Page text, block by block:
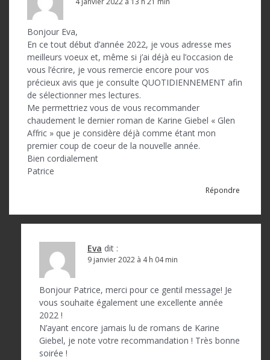
Bonjour Eva,
En ce tout début d’année 2022, je vous adresse mes
meilleurs voeux et, même si j’ai déjà eu l’occasion de
vous l’écrire, je vous remercie encore pour vos
précieux avis que je consulte QUOTIDIENNEMENT afin
de sélectionner mes lectures.
Me permettriez vous de vous recommander
chaudement le dernier roman de Karine Giebel « Glen
Affric » que je considère déjà comme étant mon
premier coup de coeur de la nouvelle année.
Bien cordialement
Patrice
Répondre
Eva dit :
9 janvier 2022 à 4 h 04 min
Bonjour Patrice, merci pour ce gentil message! Je
vous souhaite également une excellente année
2022 !
N’ayant encore jamais lu de romans de Karine
Giebel, je note votre recommandation ! Très bonne
soirée !